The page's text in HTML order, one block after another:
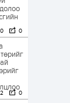
0 0
2 0